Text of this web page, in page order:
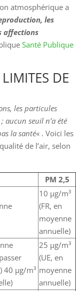
atmosphérique a
les
affections
Santé Publique
DE
les particules
aucun seuil n’a été
la santé« . Voici les
de l’air, selon
PM 2,5
10 µg/m³
(FR, en
moyenne
annuelle)
40 µg/m³
25 µg/m³
(UE, en
moyenne
annuelle)